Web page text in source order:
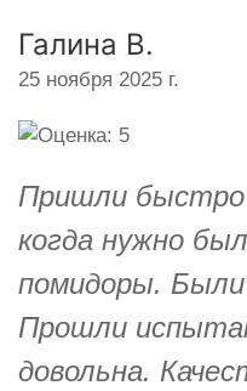
Галина В.
25 ноября 2025 г.
Пришли быстро
когда нужно
помидоры. Были
Прошли
довольна.